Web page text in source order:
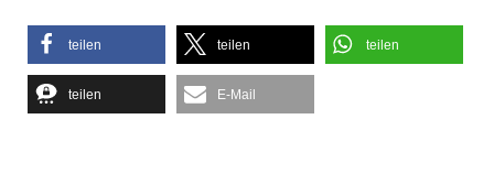
teilen teilen teilen
teilen E-Mail